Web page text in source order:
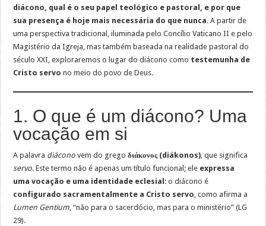
diácono, qual é o seu papel teológico e pastoral, e por que
sua presença é hoje mais necessária do que nunca. A partir de
uma perspectiva tradicional, iluminada pelo Concílio Vaticano II e pelo
Magistério da Igreja, mas também baseada na realidade pastoral do
século XXI, exploraremos o lugar do diácono como testemunha de
Cristo servo no meio do povo de Deus.
1. O que é um diácono? Uma
vocação em si
A palavra diácono vem do gregoδιάκονος (diákonos), que significa
servo. Este termo não é apenas um título funcional; ele expressa
uma vocação e uma identidade eclesial : o diácono é
configurado sacramentalmente a Cristo servo, como afirma a
Lumen Gentium, “não para o sacerdócio, mas para o ministério” (LG
29).